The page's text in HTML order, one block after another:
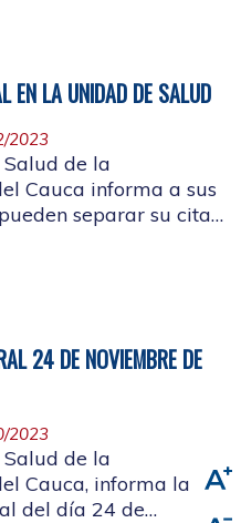
EN LA UNIDAD DE SALUD
2023
de la
Cauca informa a sus
separar su cita
24 DE NOVIEMBRE DE
2023
de la
Cauca, informa la
del día 24 de